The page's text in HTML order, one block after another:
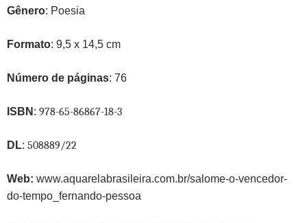
Gênero: Poesia
Formato: 9,5 x 14,5 cm
Número de páginas: 76
ISBN : 978-65-86867-18-3
DL: 508889/22
Web: www.aquarelabrasileira.com.br/salome-o-vencedor-
do-tempo_fernando-pessoa